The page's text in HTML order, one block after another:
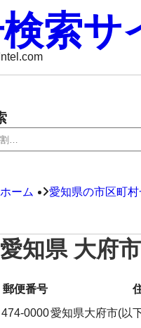
索サ
ホーム 愛知県の市区町村
愛知県 大府
郵便番号
474-0000愛知県大府市(以